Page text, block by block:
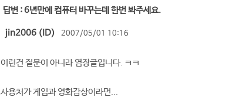
답변 : 6년만에 컴퓨터 바꾸는데 한번 봐주세요.
jin2006 (ID) 2007/05/01 10:16
이런건 질문이 아니라 염장글입니다. ㅋㅋ
사용처가 게임과 영화감상이라면...